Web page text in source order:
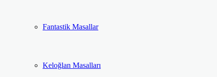
Fantastik Masallar
Keloğlan Masalları